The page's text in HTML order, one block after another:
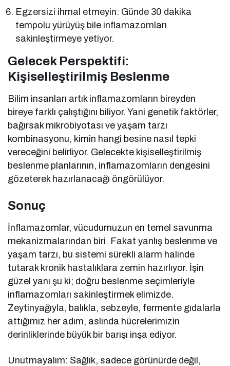
Egzersizi ihmal etmeyin: Günde 30 dakika
tempolu yürüyüş bile inflamazomları
sakinleştirmeye yetiyor.
Gelecek Perspektifi:
Kişiselleştirilmiş Beslenme
Bilim insanları artık inflamazomların bireyden
bireye farklı çalıştığını biliyor. Yani genetik faktörler,
bağırsak mikrobiyotası ve yaşam tarzı
kombinasyonu, kimin hangi besine nasıl tepki
vereceğini belirliyor. Gelecekte kişiselleştirilmiş
beslenme planlarının, inflamazomların dengesini
gözeterek hazırlanacağı öngörülüyor.
Sonuç
İnflamazomlar, vücudumuzun en temel savunma
mekanizmalarından biri. Fakat yanlış beslenme ve
yaşam tarzı, bu sistemi sürekli alarm halinde
tutarak kronik hastalıklara zemin hazırlıyor. İşin
güzel yanı şu ki; doğru beslenme seçimleriyle
inflamazomları sakinleştirmek elimizde.
Zeytinyağıyla, balıkla, sebzeyle, fermente gıdalarla
attığımız her adım, aslında hücrelerimizin
derinliklerinde büyük bir barışı inşa ediyor.
Unutmayalım: Sağlık, sadece görünürde değil,